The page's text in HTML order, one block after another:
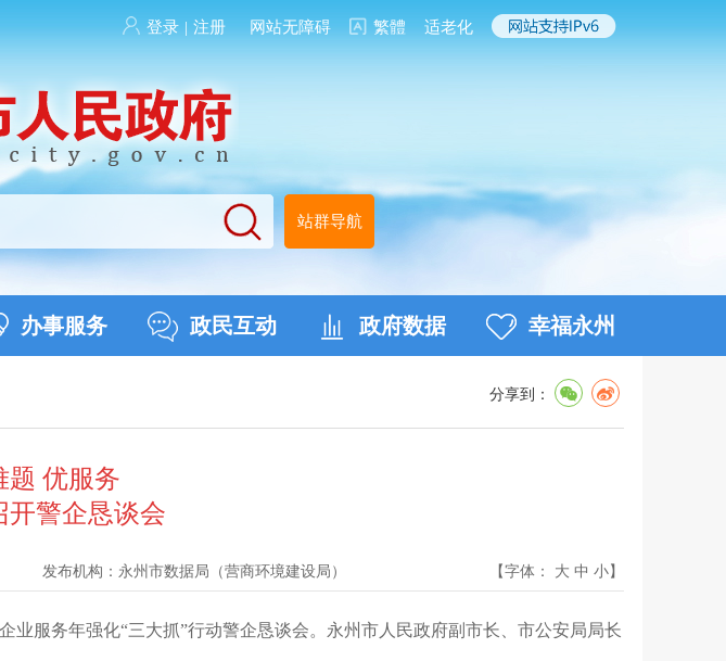
登录 | 注册 网站无障碍 繁體 适老化
站群导航
办事服务 政民互动 政府数据 幸福永州
分享到：
题 优服务
开警企恳谈会
发布机构： 永州市数据局（营商环境建设局） 【字体： 大 中 小】
服务年强化“三大抓”行动警企恳谈会。永州市人民政府副市长、市公安局局长